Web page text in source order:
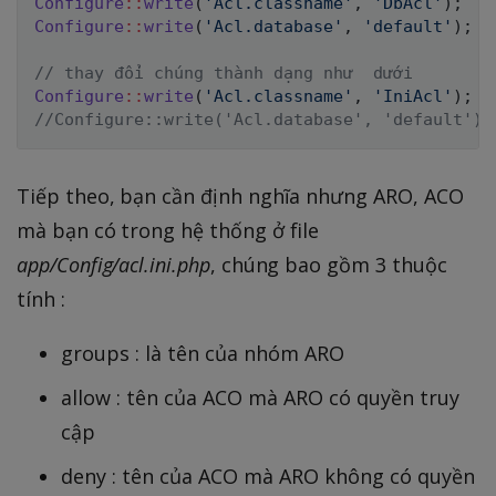
Configure ::write ( 'Acl.database' , 'default' ) ;
// thay đổi chúng thành dạng như  dưới
Configure ::write ( 'Acl.classname' , 'IniAcl' ) ;
//Configure::write('Acl.database', 'default');
Tiếp theo, bạn cần định nghĩa nhưng ARO, ACO
mà bạn có trong hệ thống ở file
app/Config/acl.ini.php, chúng bao gồm 3 thuộc
tính :
groups : là tên của nhóm ARO
allow : tên của ACO mà ARO có quyền truy
cập
deny : tên của ACO mà ARO không có quyền